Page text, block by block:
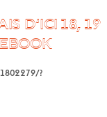
D’ICI 18, 19
?